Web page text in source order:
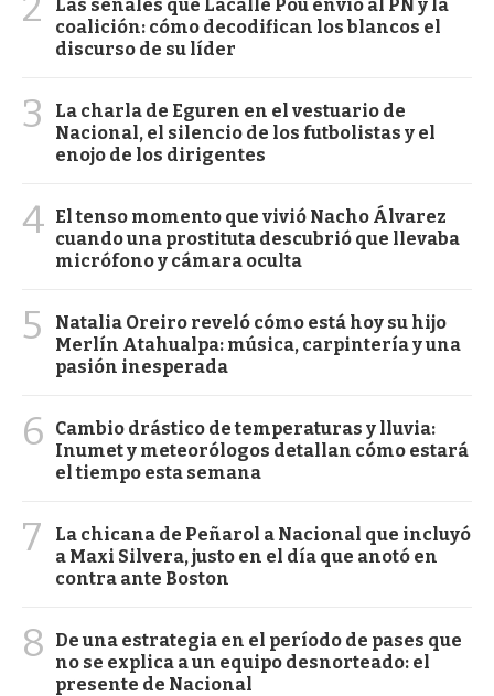
Las señales que Lacalle Pou envió al PN y la
coalición: cómo decodifican los blancos el
discurso de su líder
3
La charla de Eguren en el vestuario de
Nacional, el silencio de los futbolistas y el
enojo de los dirigentes
4 El tenso momento que vivió Nacho Álvarez
cuando una prostituta descubrió que llevaba
micrófono y cámara oculta
5
Natalia Oreiro reveló cómo está hoy su hijo
Merlín Atahualpa: música, carpintería y una
pasión inesperada
6
Cambio drástico de temperaturas y lluvia:
Inumet y meteorólogos detallan cómo estará
el tiempo esta semana
7
La chicana de Peñarol a Nacional que incluyó
a Maxi Silvera, justo en el día que anotó en
contra ante Boston
8
De una estrategia en el período de pases que
no se explica a un equipo desnorteado: el
presente de Nacional